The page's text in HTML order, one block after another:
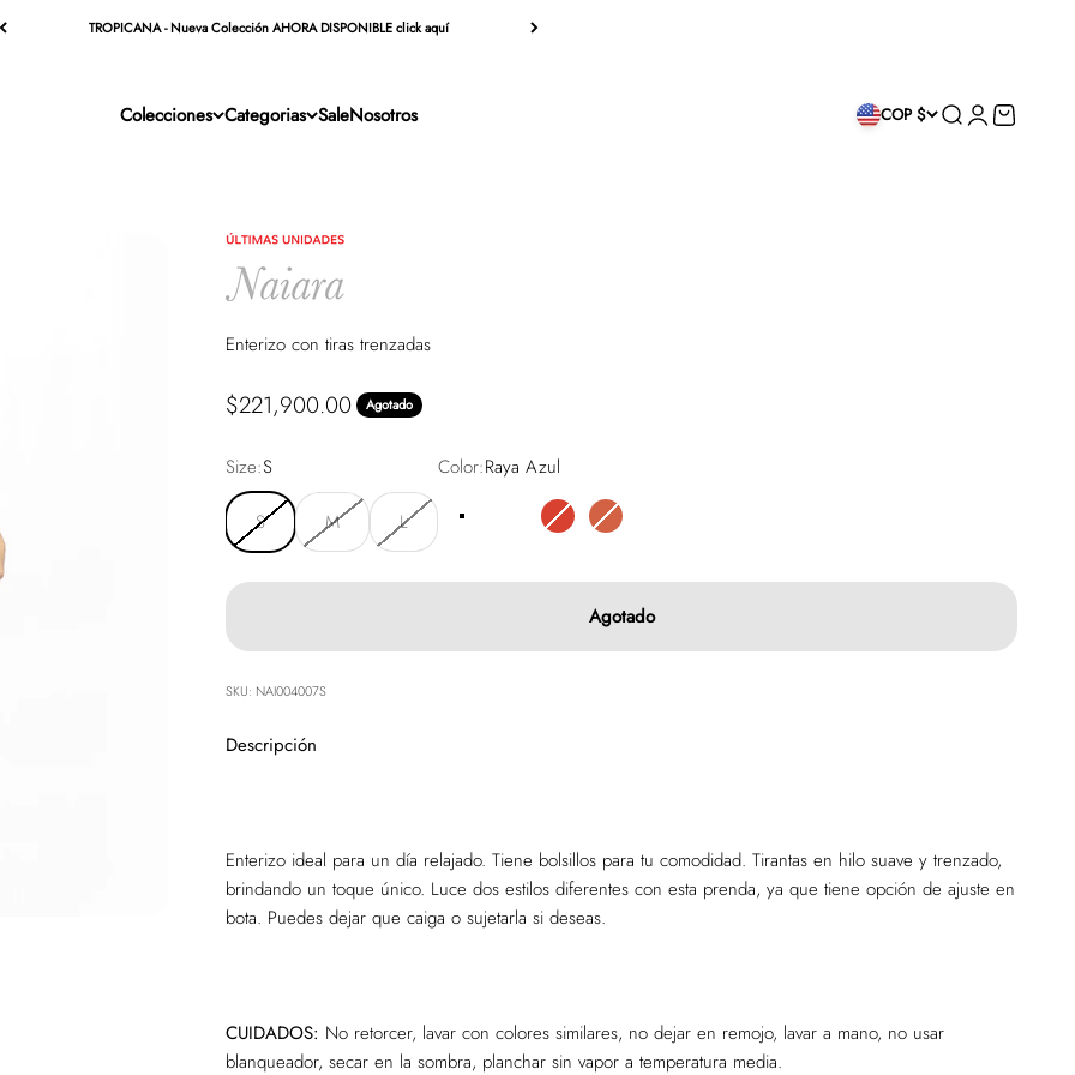
TROPICANA - Nueva Colección AHORA DISPONIBLE click aquí
Colecciones Categorias SaleNosotros COP $ BuscarIniciar sesión
Carrito
Enterizo con tiras trenzadas
Precio de oferta
$221,900.00 Agotado
Size:S
S M L
Color:Raya Azul
Raya Verde
Rojo Terracota
Agotado
SKU: NAI004007S
Descripción
Enterizo ideal para un día relajado. Tiene bolsillos para tu comodidad. Tirantas en hilo suave y trenzado,
brindando un toque único. Luce dos estilos diferentes con esta prenda, ya que tiene opción de ajuste en
bota. Puedes dejar que caiga o sujetarla si deseas.
CUIDADOS: No retorcer, lavar con colores similares, no dejar en remojo, lavar a mano, no usar
blanqueador, secar en la sombra, planchar sin vapor a temperatura media.